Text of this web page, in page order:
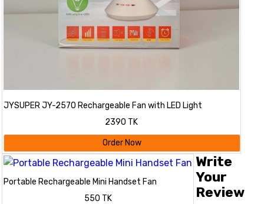
JYSUPER JY-2570 Rechargeable Fan with LED Light
2390 TK
Order Now
Portable Rechargeable Mini Handset Fan
550 TK
Write
Your
Review